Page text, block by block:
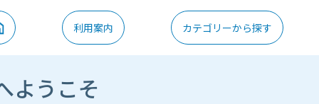
利用案内 カテゴリーから探す
ようこそ